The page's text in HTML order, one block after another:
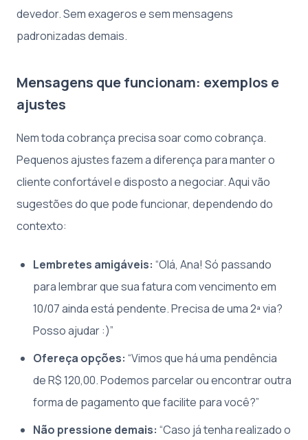
devedor. Sem exageros e sem mensagens
padronizadas demais.
Mensagens que funcionam: exemplos e
ajustes
Nem toda cobrança precisa soar como cobrança.
Pequenos ajustes fazem a diferença para manter o
cliente confortável e disposto a negociar. Aqui vão
sugestões do que pode funcionar, dependendo do
contexto:
Lembretes amigáveis: “Olá, Ana! Só passando
para lembrar que sua fatura com vencimento em
10/07 ainda está pendente. Precisa de uma 2ª via?
Posso ajudar :)”
Ofereça opções: “Vimos que há uma pendência
de R$ 120,00. Podemos parcelar ou encontrar outra
forma de pagamento que facilite para você?”
Não pressione demais: “Caso já tenha realizado o